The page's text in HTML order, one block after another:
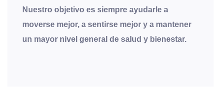
Nuestro objetivo es siempre ayudarle a
moverse mejor, a sentirse mejor y a mantener
un mayor nivel general de salud y bienestar.